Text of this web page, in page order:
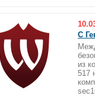
С
из
517